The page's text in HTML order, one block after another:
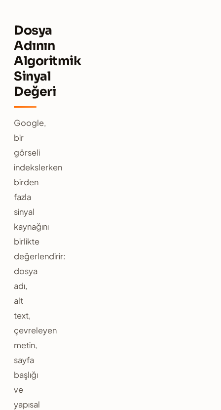
Dosya
Adının
Algoritmik
Sinyal
Değeri
Google,
bir
görseli
indekslerken
birden
fazla
sinyal
kaynağını
birlikte
değerlendirir:
dosya
adı,
alt
text,
çevreleyen
metin,
sayfa
başlığı
ve
yapısal